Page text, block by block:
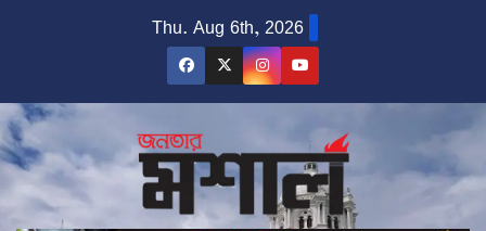
Thu. Aug 6th, 2026